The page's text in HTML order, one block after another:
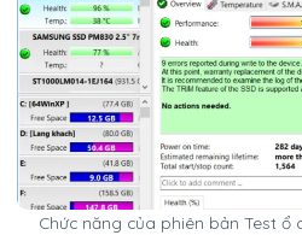
Chức năng của phiên bản Test ổ